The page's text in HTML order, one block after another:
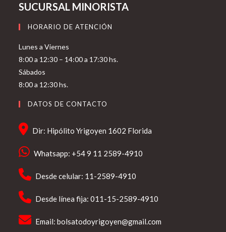
SUCURSAL MINORISTA
HORARIO DE ATENCIÓN
Lunes a Viernes
8:00 a 12:30 – 14:00 a 17:30 hs.
Sábados
8:00 a 12:30 hs.
DATOS DE CONTACTO
Dir: Hipólito Yrigoyen 1602 Florida
Whatsapp: +54 9 11 2589-4910
Desde celular: 11-2589-4910
Desde línea fija: 011-15-2589-4910
Email:bolsatodoyrigoyen@gmail.com